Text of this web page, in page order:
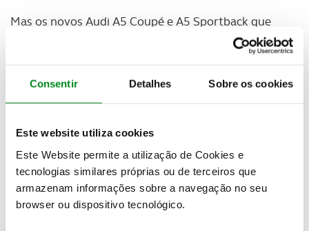
Consentir Detalhes Sobre os cookies
Este website utiliza cookies
Este Website permite a utilização de Cookies e
tecnologias similares próprias ou de terceiros que
armazenam informações sobre a navegação no seu
browser ou dispositivo tecnológico.
Mas os novos Audi A5 Coupé e A5 Sportback que
também estão equipados com este sistema de
travagem, disponibilizam ainda o Audi pre sense
city, de série, que ajuda os condutores destes
modelos a evitar acidentes. A velocidades até 85
km/h, o sistema analisa os outros veículos e peões
alcance de mais de 100 metros.
Se detetar uma colisão iminente, o condutor é
alertado por uma série de avisos e, se necessário, o
veículo inicia a travagem. A velocidades até 40
km/h, os acidentes podem ser completamente